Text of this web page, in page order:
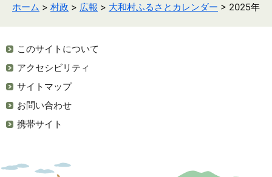
ホーム > 村政 > 広報 > 大和村ふるさとカレンダー > 2025年
このサイトについて
アクセシビリティ
サイトマップ
お問い合わせ
携帯サイト